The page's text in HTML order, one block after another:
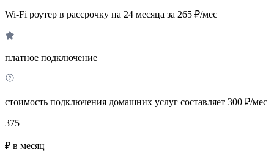
Wi-Fi роутер в рассрочку на 24 месяца за 265 ₽/мес
платное подключение
стоимость подключения домашних услуг составляет 300 ₽/мес
375
₽ в месяц